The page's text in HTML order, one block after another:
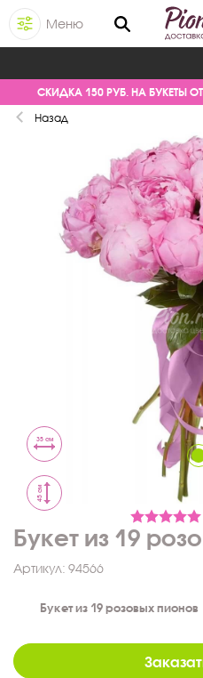
Меню
СКИДКА 150 РУБ. НА БУКЕТЫ
Назад
35 см
45 см
Букет из 19
Артикул: 94566
Букет из 19 розовых пионов